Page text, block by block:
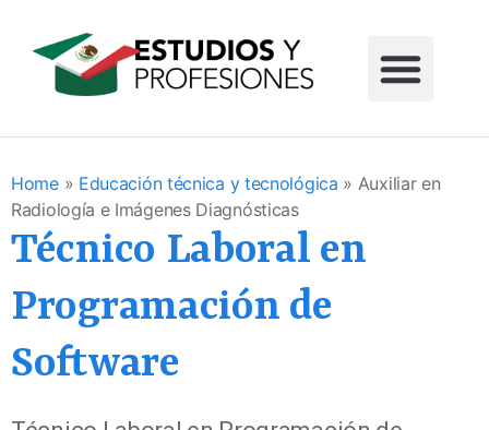
Home» Educación técnica y tecnológica » Auxiliar en
Radiología e Imágenes Diagnósticas
Técnico Laboral en
Programación de
Software